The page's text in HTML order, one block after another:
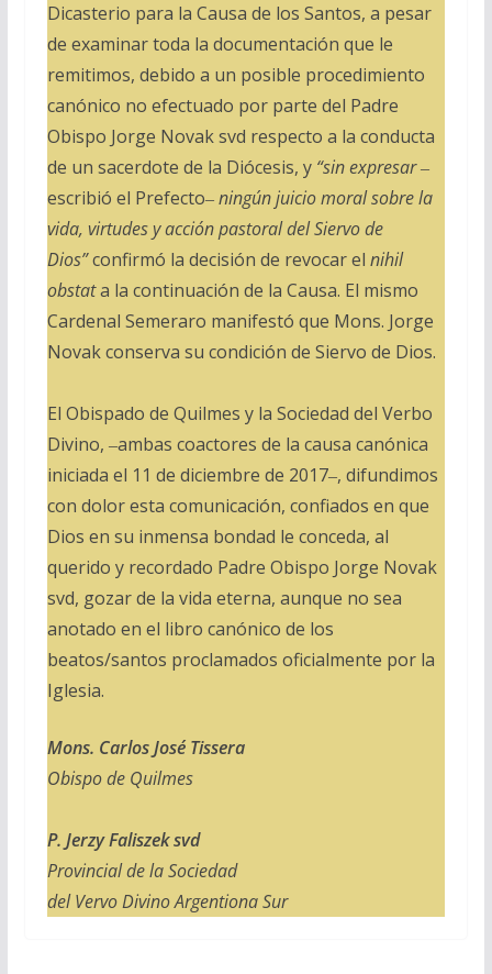
Dicasterio para la Causa de los Santos, a pesar
de examinar toda la documentación que le
remitimos, debido a un posible procedimiento
canónico no efectuado por parte del Padre
Obispo Jorge Novak svd respecto a la conducta
de un sacerdote de la Diócesis, y“sin expresar‒
escribió el Prefecto‒ningún juicio moral sobre la
vida, virtudes y acción pastoral del Siervo de
Dios”confirmó la decisión de revocar el nihil
obstata la continuación de la Causa. El mismo
Cardenal Semeraro manifestó que Mons. Jorge
Novak conserva su condición de Siervo de Dios.
El Obispado de Quilmes y la Sociedad del Verbo
Divino, ‒ambas coactores de la causa canónica
iniciada el 11 de diciembre de 2017‒, difundimos
con dolor esta comunicación, confiados en que
Dios en su inmensa bondad le conceda, al
querido y recordado Padre Obispo Jorge Novak
svd, gozar de la vida eterna, aunque no sea
anotado en el libro canónico de los
beatos/santos proclamados oficialmente por la
Iglesia.
Mons. Carlos José Tissera
Obispo de Quilmes
P. Jerzy Faliszek svd
Provincial de la Sociedad
del Vervo Divino Argentiona Sur